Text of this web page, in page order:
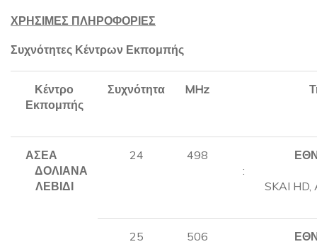
ΧΡΗΣΙΜΕΣ ΠΛΗΡΟΦΟΡΙΕΣ
Συχνότητες Κέντρων Εκπομπής
Κέντρο
Εκπομπής
Συχνότητα MHz
ΑΣΕΑ
ΔΟΛΙΑΝΑ
ΛΕΒΙΔΙ
24 498
:
SKAI HD,
25 506